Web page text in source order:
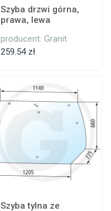
Szyba drzwi górna,
prawa, lewa
producent: Granit
259.54 zł
Szyba tylna ze